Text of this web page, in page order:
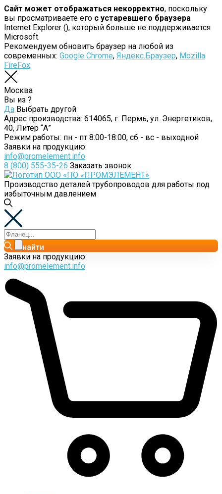
Сайт может отображаться некорректно, поскольку
вы просматриваете его с устаревшего браузера
Internet Explorer (), который больше не поддерживается
Microsoft.
Рекомендуем обновить браузер на любой из
современных: Google Chrome, Яндекс.Браузер, Mozilla
FireFox.
Москва
Вы из ?
Да Выбрать другой
Адрес производства: 614065, г. Пермь, ул. Энергетиков,
40, Литер “А”
Режим работы: пн - пт 8:00-18:00, сб - вс - выходной
Заявки на продукцию:
info@promelement.info
8 (800) 555-35-26 Заказать звонок
Производство деталей трубопроводов для работы под
избыточным давлением
найти
Заявки на продукцию:
info@promelement.info